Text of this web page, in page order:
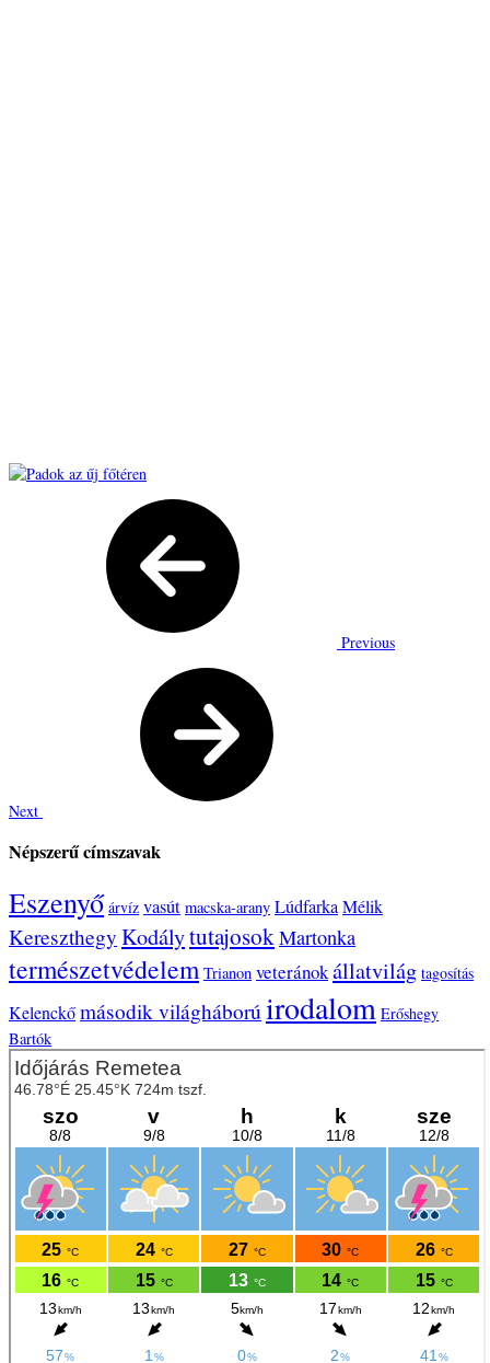
Previous
Next
Népszerű címszavak
Eszenyő árvíz vasút macska-arany LúdfarkaMélik
Kereszthegy Kodálytutajosok Martonka
természetvédelem Trianon veteránokállatvilág tagosítás
Kelenckőmásodik világháború irodalom Erőshegy
Bartók